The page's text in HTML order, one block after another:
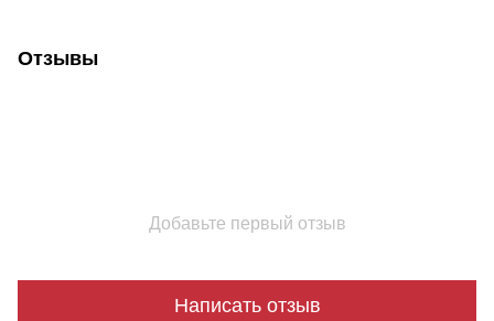
Отзывы
Добавьте первый отзыв
Написать отзыв